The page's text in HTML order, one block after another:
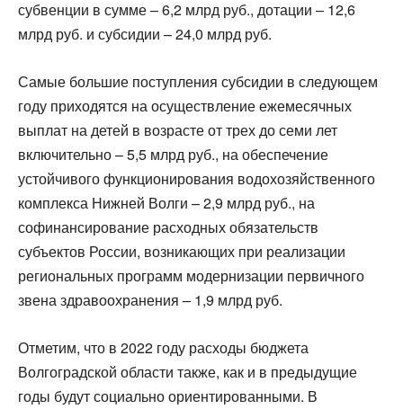
субвенции в сумме – 6,2 млрд руб., дотации – 12,6
млрд руб. и субсидии – 24,0 млрд руб.
Самые большие поступления субсидии в следующем
году приходятся на осуществление ежемесячных
выплат на детей в возрасте от трех до семи лет
включительно – 5,5 млрд руб., на обеспечение
устойчивого функционирования водохозяйственного
комплекса Нижней Волги – 2,9 млрд руб., на
софинансирование расходных обязательств
субъектов России, возникающих при реализации
региональных программ модернизации первичного
звена здравоохранения – 1,9 млрд руб.
Отметим, что в 2022 году расходы бюджета
Волгоградской области также, как и в предыдущие
годы будут социально ориентированными. В